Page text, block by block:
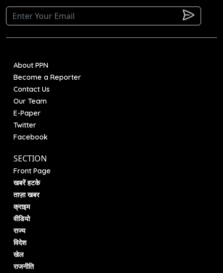
About PPN
Become a Reporter
Contact Us
Our Team
E-Paper
Twitter
Facebook
SECTION
Front Page
खबरें हटके
ताज़ा खबर
क्राइम
वीडियो
राज्य
विदेश
खेल
राजनीति